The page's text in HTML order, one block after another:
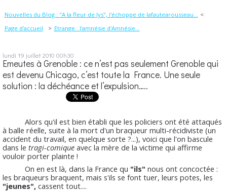
Nouvelles du Blog : "A la fleur de lys", l'échoppe de lafautearousseau...
Page d'accueil
Etrange : l'amnésie d'Amnésie...
lundi 19 juillet 2010 00h30
Emeutes à Grenoble : ce n’est pas seulement Grenoble qui
est devenu Chicago, c’est toute la France. Une seule
solution : la déchéance et l’expulsion…..
Alors qu'il est bien établi que les policiers ont été attaqués
à balle réelle, suite à la mort d'un braqueur multi-récidiviste (un
accident du travail, en quelque sorte ?...), voici que l'on bascule
dans le tragi-comique avec la mère de la victime qui affirme
vouloir porter plainte !
On en est là, dans la France qu "ils" nous ont concoctée :
les braqueurs braquent, mais s'ils se font tuer, leurs potes, les
"jeunes", cassent tout....